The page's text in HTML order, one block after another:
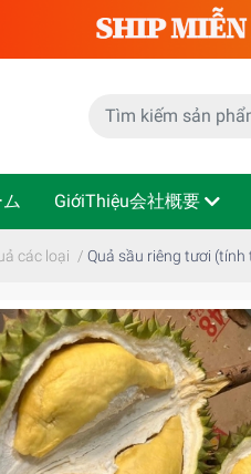
GiớiThiệu会社概要
các loại / Quả sầu riêng tươi (tính